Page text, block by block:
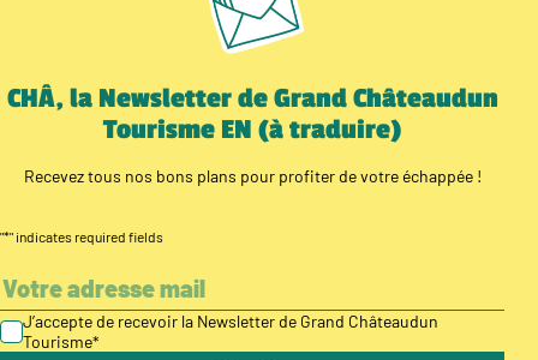
CHÂ, la Newsletter de Grand Châteaudun
Tourisme EN (à traduire)
Recevez tous nos bons plans pour profiter de votre échappée !
"*" indicates required fields
J’accepte de recevoir la Newsletter de Grand Châteaudun
Tourisme*